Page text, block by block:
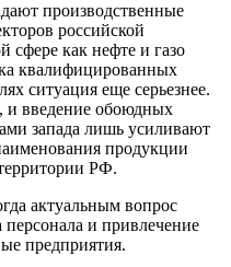
производственные
российской
сфере как нефте и газо
квалифицированных
ситуация еще серьезнее.
и введение обоюдных
запада лишь усиливают
продукции
РФ.
актуальным вопрос
и привлечение
предприятия.